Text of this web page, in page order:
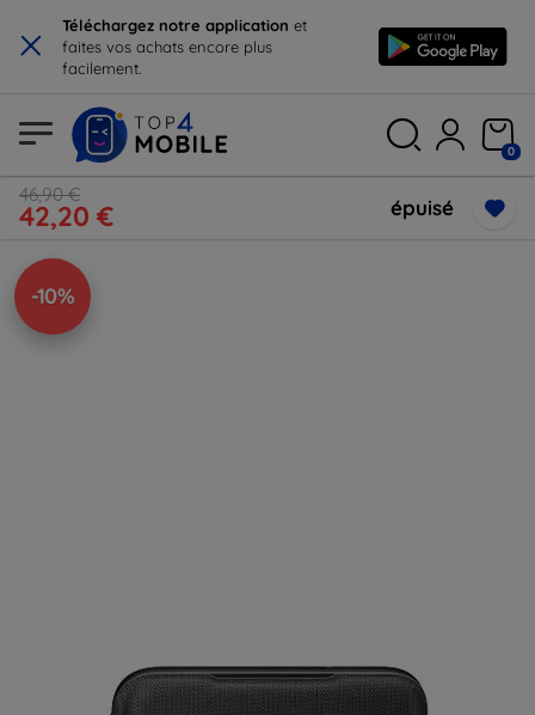
× Téléchargez notre application et
faites vos achats encore plus
facilement.
0
46,90 €
42,20 € épuisé
-10%